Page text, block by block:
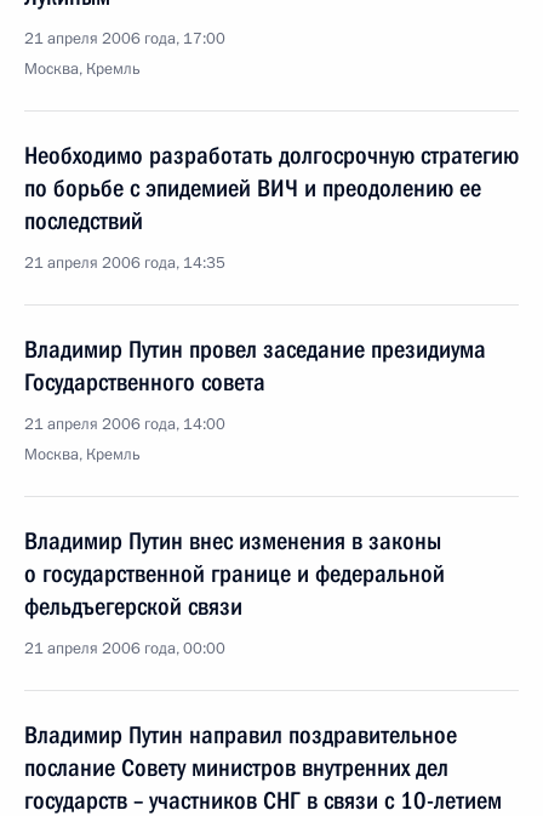
21 апреля 2006 года, 17:00
Москва, Кремль
Необходимо разработать долгосрочную стратегию
по борьбе с эпидемией ВИЧ и преодолению ее
последствий
21 апреля 2006 года, 14:35
Владимир Путин провел заседание президиума
Государственного совета
21 апреля 2006 года, 14:00
Москва, Кремль
Владимир Путин внес изменения в законы
о государственной границе и федеральной
фельдъегерской связи
21 апреля 2006 года, 00:00
Владимир Путин направил поздравительное
послание Совету министров внутренних дел
государств – участников СНГ в связи с 10-летием